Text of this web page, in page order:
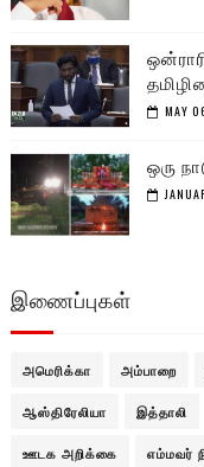
MAY
ஒரு
இணைப்புகள்
அமெரிக்கா அம்பாறை
ஆஸ்திரேலியா இத்தாலி
ஊடக அறிக்கை எம்மவர்